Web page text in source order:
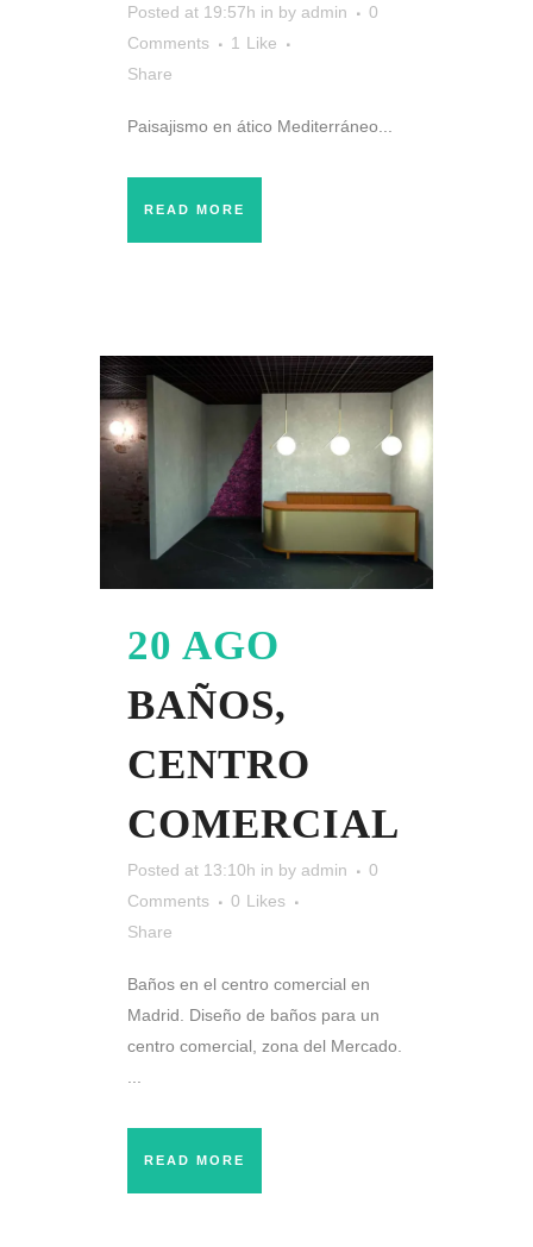
Posted at 19:57h in by admin
0
Comments
1 Like
Share
Paisajismo en ático Mediterráneo...
READ MORE
20 AGO
BAÑOS,
CENTRO
COMERCIAL
Posted at 13:10h in by admin
0
Comments
0 Likes
Share
Baños en el centro comercial en
Madrid. Diseño de baños para un
centro comercial, zona del Mercado.
READ MORE